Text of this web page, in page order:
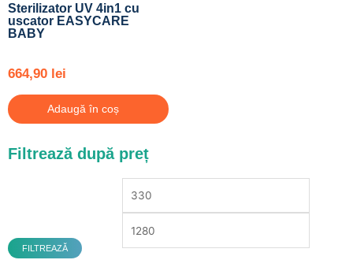
Filtrează după preț
Preț
minim
maxim
FILTREAZĂ
Sterilizator UV 4in1 cu
uscator EASYCARE
BABY
664,90 lei
Adaugă în coș